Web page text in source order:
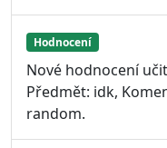
Hodnocení
Nové hodnocení
Předmět: idk,
random.